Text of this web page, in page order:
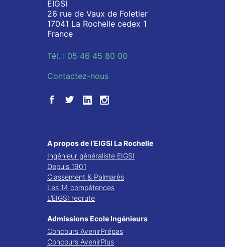
EIGSI
26 rue de Vaux de Foletier
17041 La Rochelle cedex 1
France
Tél. : 05 46 45 80 00
Contactez-nous
A propos de l’EIGSI La Rochelle
Ingénieur généraliste EIGSI
Depuis 1901
Classement & Palmarès
Les 14 compétences
L’EIGSI recrute
Admissions Ecole Ingénieurs
Concours AvenirPrépas
Concours AvenirPlus